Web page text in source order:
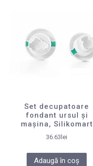
Set decupatoare
fondant ursul și
mașina, Silikomart
36.63 lei
Adaugă în coș